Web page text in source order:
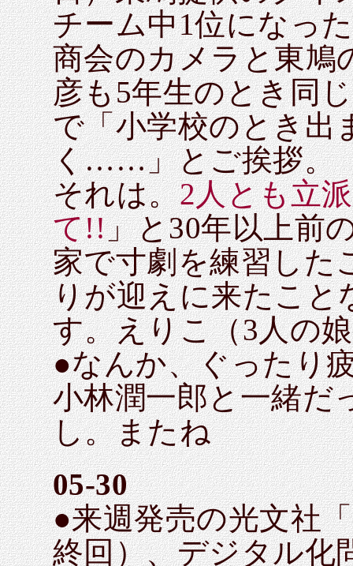
チーム中1位になっ
商会のカメラと東鳩
彦も5年生のとき同
で「小学校のとき出
く……」とご挨拶。
それは。2人とも立
て!!」と30年以上前
家で寸劇を練習した
りが迎えに来たこと
す。えりこ（3人の
●なんか、ぐったり
小林潤一郎と一緒だ
し。またね
05-30
●来週発売の光文社
終回）、デジタル化